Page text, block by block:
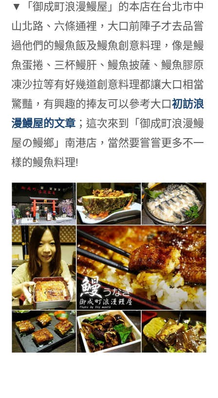
▼「御成町浪漫鰻屋」的本店在台北市中
山北路、六條通裡，大口前陣子才去品嘗
過他們的鰻魚飯及鰻魚創意料理，像是鰻
魚蛋捲、三杯鰻肝、鰻魚披薩、鰻魚膠原
凍沙拉等有好幾道創意料理都讓大口相當
驚豔，有興趣的捧友可以參考大口初訪浪
漫鰻屋的文章；這次來到「御成町浪漫鰻
屋の鰻鄉」南港店，當然要嘗嘗更多不一
樣的鰻魚料理!